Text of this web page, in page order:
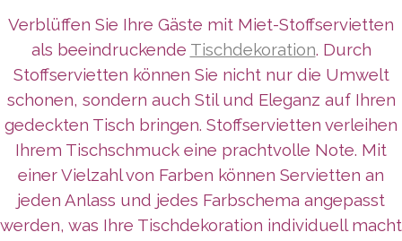
Verblüffen Sie Ihre Gäste mit Miet-Stoffservietten
als beeindruckende Tischdekoration. Durch
Stoffservietten können Sie nicht nur die Umwelt
schonen, sondern auch Stil und Eleganz auf Ihren
gedeckten Tisch bringen. Stoffservietten verleihen
Ihrem Tischschmuck eine prachtvolle Note. Mit
einer Vielzahl von Farben können Servietten an
jeden Anlass und jedes Farbschema angepasst
werden, was Ihre Tischdekoration individuell macht